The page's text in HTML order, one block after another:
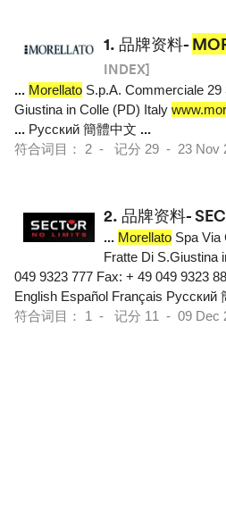
1. 品牌资料-
INDEX]
... Morellato S.p.A. Commerciale 29
Giustina in Colle (PD) Italy
... Pусский 簡體中文 ...
符合词目： 2 - 记分 29 - 23 Nov
2. 品牌资料-
... Morellato Spa Via
Fratte Di S.Giustina
049 9323 777 Fax: + 49 049 9323
English Español Français Pусский
符合词目： 1 - 记分 11 - 09 Dec